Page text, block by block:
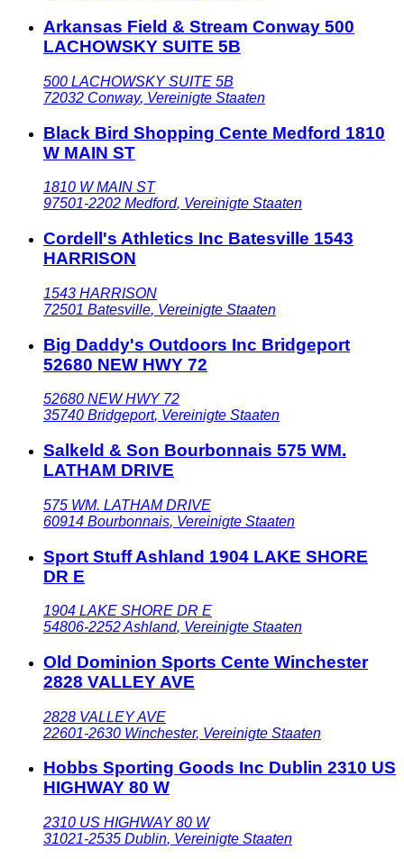
Arkansas Field & Stream Conway 500
LACHOWSKY SUITE 5B
500 LACHOWSKY SUITE 5B
72032 Conway, Vereinigte Staaten
Black Bird Shopping Cente Medford 1810
W MAIN ST
1810 W MAIN ST
97501-2202 Medford, Vereinigte Staaten
Cordell's Athletics Inc Batesville 1543
HARRISON
1543 HARRISON
72501 Batesville, Vereinigte Staaten
Big Daddy's Outdoors Inc Bridgeport
52680 NEW HWY 72
52680 NEW HWY 72
35740 Bridgeport, Vereinigte Staaten
Salkeld & Son Bourbonnais 575 WM.
LATHAM DRIVE
575 WM. LATHAM DRIVE
60914 Bourbonnais, Vereinigte Staaten
Sport Stuff Ashland 1904 LAKE SHORE
DR E
1904 LAKE SHORE DR E
54806-2252Ashland, Vereinigte Staaten
Old Dominion Sports Cente Winchester
2828 VALLEY AVE
2828 VALLEY AVE
22601-2630 Winchester, Vereinigte Staaten
Hobbs Sporting Goods Inc Dublin 2310 US
HIGHWAY 80 W
2310 US HIGHWAY 80 W
31021-2535 Dublin, Vereinigte Staaten